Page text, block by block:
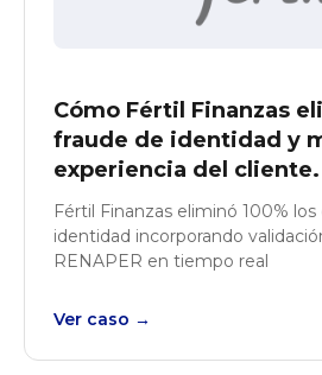
Cómo Fértil Finanzas
fraude de identidad y
experiencia del cliente.
Fértil Finanzas eliminó 100%
identidad incorporando
RENAPER en tiempo real
Ver caso →